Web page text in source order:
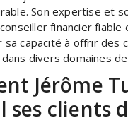
Son expertise et
financier
sa capacité à offrir des
divers domaines de
Jérôme
ses clients